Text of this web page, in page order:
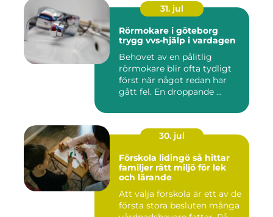
31. jul
Rörmokare i göteborg
trygg vvs-hjälp i vardagen
Behovet av en pålitlig
rörmokare blir ofta tydligt
först när något redan har
gått fel. En droppande ...
30. jul
Förskola lidingö så hittar
familjer rätt miljö för lek
och lärande
Att välja förskola är ett av de
första stora besluten många